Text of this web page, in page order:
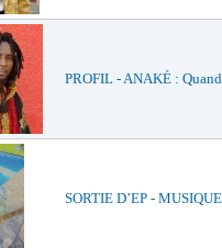
PROFIL - ANAKÉ :
SORTIE D’EP -